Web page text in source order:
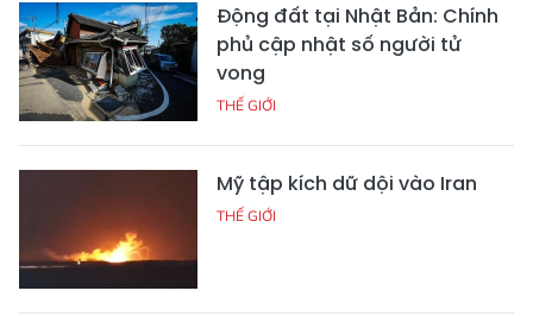
Động đất tại Nhật Bản: Chính
phủ cập nhật số người tử
vong
THẾ GIỚI
Mỹ tập kích dữ dội vào Iran
THẾ GIỚI